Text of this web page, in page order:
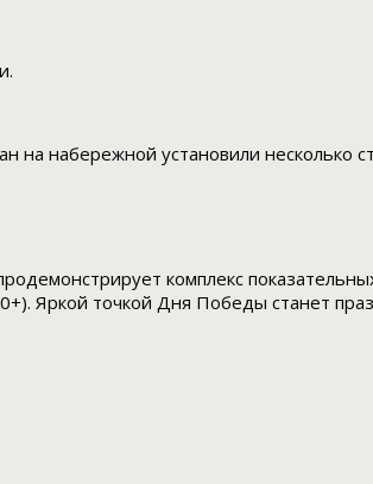
набережной установили несколько
комплекс
Яркой точкой Дня Победы станет